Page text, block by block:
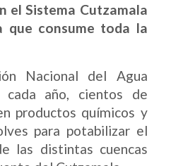
el Sistema Cutzamala
que consume toda la
Nacional del Agua
cada año, cientos de
productos químicos y
para potabilizar el
las distintas cuencas